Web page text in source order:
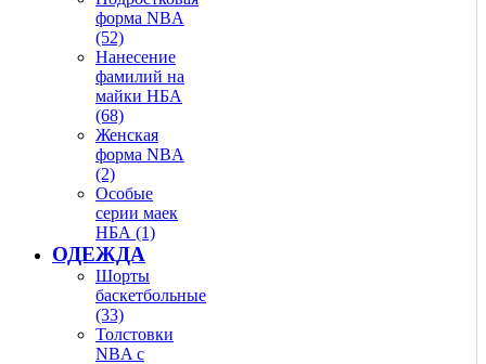
форма NBA
(52)
Нанесение
фамилий на
майки НБА
(68)
Женская
форма NBA
(2)
Особые
серии маек
НБА (1)
ОДЕЖДА
Шорты
баскетбольные
(33)
Толстовки
NBA с